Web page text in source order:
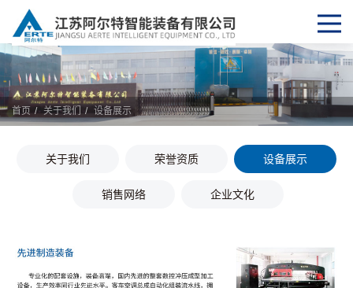
首页 关于我们 设备展示
关于我们 荣誉资质 设备展示
销售网络 企业文化